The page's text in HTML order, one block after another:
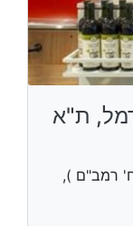
ת"א
11 ( פינת רח' רמב"ם ),